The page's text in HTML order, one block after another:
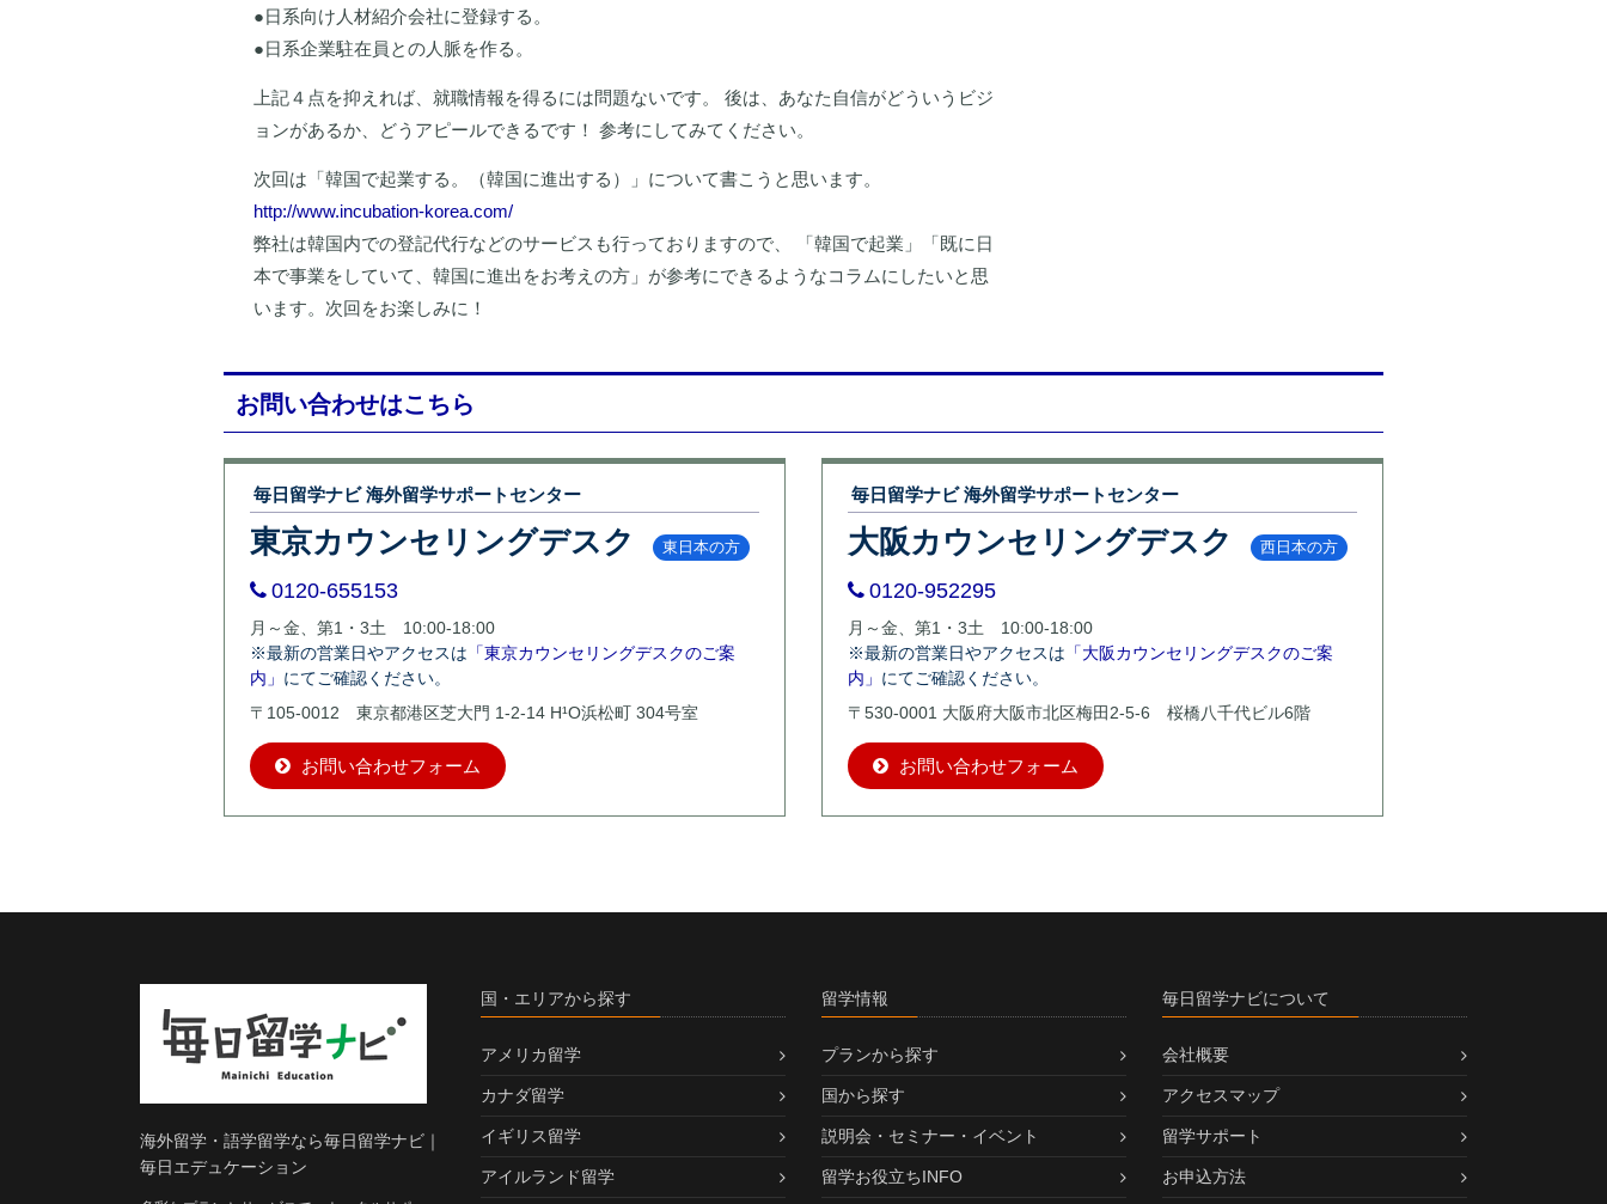
●日系向け人材紹介会社に登録する。
●日系企業駐在員との人脈を作る。
上記４点を抑えれば、就職情報を得るには問題ないです。 後は、あなた自信がどういうビジ
ョンがあるか、どうアピールできるです！ 参考にしてみてください。
次回は「韓国で起業する。（韓国に進出する）」について書こうと思います。
http://www.incubation-korea.com/
弊社は韓国内での登記代行などのサービスも行っておりますので、 「韓国で起業」「既に日
本で事業をしていて、韓国に進出をお考えの方」が参考にできるようなコラムにしたいと思
います。次回をお楽しみに！
お問い合わせはこちら
毎日留学ナビ 海外留学サポートセンター
東京カウンセリングデスク 東日本の方
0120-655153
月～金、第1・3土 10:00-18:00
※最新の営業日やアクセスは 「東京カウンセリングデスクのご案
内」 にてご確認ください。
〒105-0012 東京都港区芝大門 1-2-14 H¹O浜松町 304号室
お問い合わせフォーム
毎日留学ナビ 海外留学サポートセンター
大阪カウンセリングデスク 西日本の方
0120-952295
月～金、第1・3土 10:00-18:00
※最新の営業日やアクセスは 「大阪カウンセリングデスクのご案
内」 にてご確認ください。
〒530-0001 大阪府大阪市北区梅田2-5-6 桜橋八千代ビル6階
お問い合わせフォーム
海外留学・語学留学なら毎日留学ナビ｜
毎日エデュケーション
国・エリアから探す
アメリカ留学
カナダ留学
イギリス留学
アイルランド留学
留学情報
プランから探す
国から探す
説明会・セミナー・イベント
留学お役立ちINFO
毎日留学ナビについて
会社概要
アクセスマップ
留学サポート
お申込方法